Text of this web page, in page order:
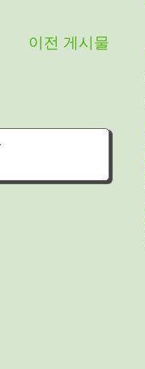
이전 게시물